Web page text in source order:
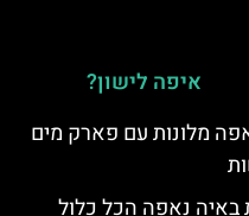
איפה לישון?
מלונות עם פארק מים
באיה נאפה הכל כלול